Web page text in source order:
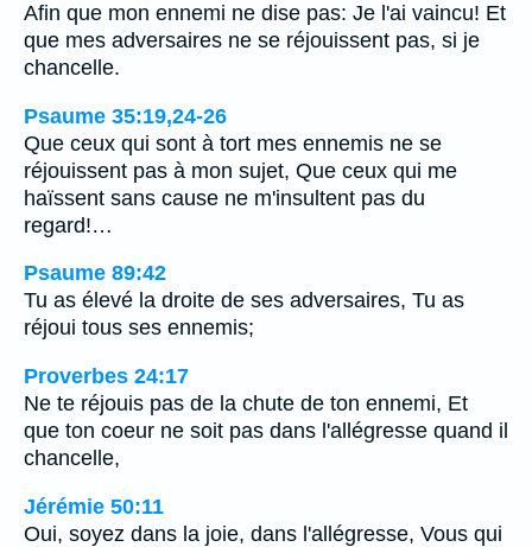
Afin que mon ennemi ne dise pas: Je l'ai vaincu! Et
que mes adversaires ne se réjouissent pas, si je
chancelle.
Psaume 35:19,24-26
Que ceux qui sont à tort mes ennemis ne se
réjouissent pas à mon sujet, Que ceux qui me
haïssent sans cause ne m'insultent pas du
regard!…
Psaume 89:42
Tu as élevé la droite de ses adversaires, Tu as
réjoui tous ses ennemis;
Proverbes 24:17
Ne te réjouis pas de la chute de ton ennemi, Et
que ton coeur ne soit pas dans l'allégresse quand il
chancelle,
Jérémie 50:11
Oui, soyez dans la joie, dans l'allégresse, Vous qui